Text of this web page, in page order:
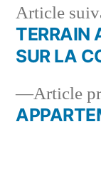
l’article
Article
Article
TERRAIN
SUR LA